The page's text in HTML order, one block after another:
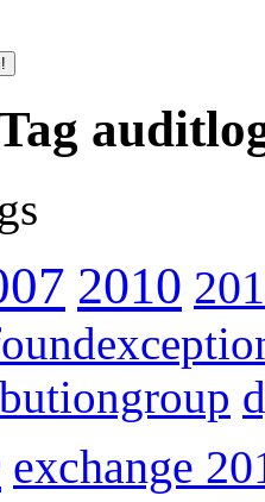
2010
exchange